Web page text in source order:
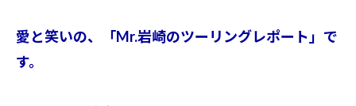
愛と笑いの、「Mr.岩崎のツーリングレポート」で
す。